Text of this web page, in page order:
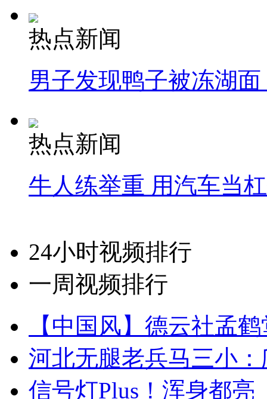
热点新闻
男子发现鸭子被冻湖
热点新闻
牛人练举重 用汽车当
24小时视频排行
一周视频排行
【中国风】德云社孟
河北无腿老兵马三小
信号灯Plus！浑身都亮